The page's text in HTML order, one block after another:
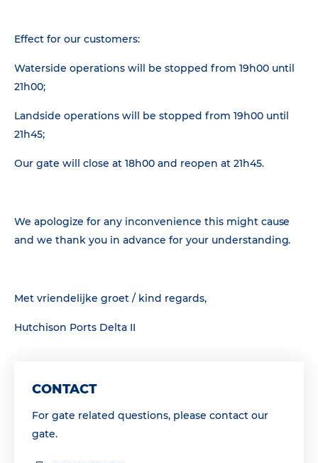
Effect for our customers:
Waterside operations will be stopped from 19h00 until
21h00;
Landside operations will be stopped from 19h00 until
21h45;
Our gate will close at 18h00 and reopen at 21h45.
We apologize for any inconvenience this might cause
and we thank you in advance for your understanding.
Met vriendelijke groet / kind regards,
Hutchison Ports Delta II
CONTACT
For gate related questions, please contact our
gate.